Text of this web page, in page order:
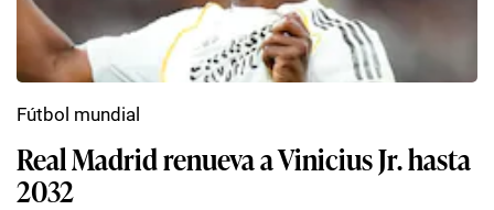
Real Madrid renueva a Vinicius Jr. hasta
2032
Fútbol mundial